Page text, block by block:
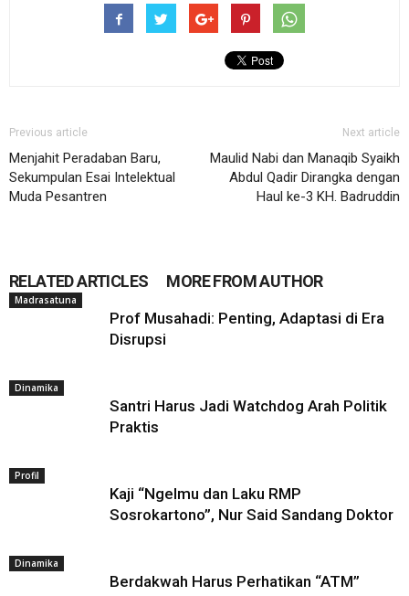
Previous article
Menjahit Peradaban Baru,
Sekumpulan Esai Intelektual
Muda Pesantren
Next article
Maulid Nabi dan Manaqib Syaikh
Abdul Qadir Dirangka dengan
Haul ke-3 KH. Badruddin
RELATED ARTICLES MORE FROM AUTHOR
Madrasatuna
Prof Musahadi: Penting, Adaptasi di Era
Disrupsi
Dinamika
Santri Harus Jadi Watchdog Arah Politik
Praktis
Profil
Kaji “Ngelmu dan Laku RMP
Sosrokartono”, Nur Said Sandang Doktor
Dinamika
Berdakwah Harus Perhatikan “ATM”